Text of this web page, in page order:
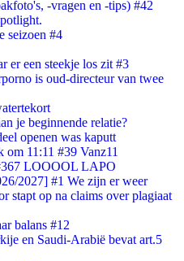
-vragen en -tips) #42
seizoen #4
er een steekje los zit #3
is oud-directeur van twee
je beginnende relatie?
openen was kaputt
11:11 #39 Vanz11
LOOOOL LAPO
2027] #1 We zijn er weer
stapt op na claims over plagiaat
balans #12
en Saudi-Arabië bevat art.5